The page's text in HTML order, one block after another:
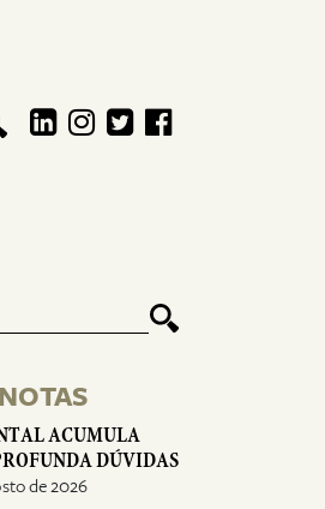
ACUMULA
DÚVIDAS
de 2026